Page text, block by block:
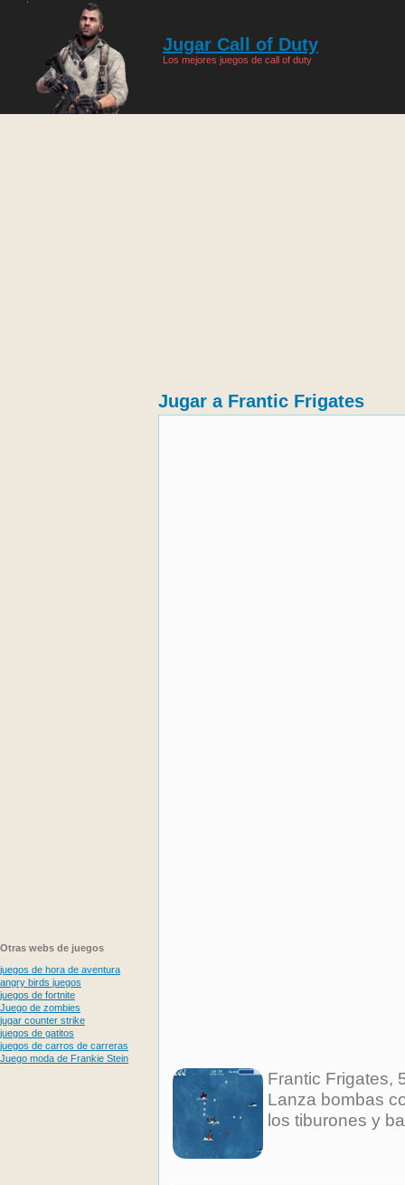
Jugar Call of Duty
Los mejores juegos de call of duty
Otras webs de juegos
juegos de hora de aventura
angry birds juegos
juegos de fortnite
Juego de zombies
jugar counter strike
juegos de gatitos
juegos de carros de carreras
Juego moda de Frankie Stein
Jugar a Frantic Frigates
Frantic Frigates,
Lanza bombas
los tiburones y